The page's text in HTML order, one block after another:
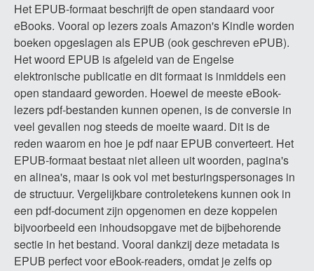
Het EPUB-formaat beschrijft de open standaard voor
eBooks. Vooral op lezers zoals Amazon's Kindle worden
boeken opgeslagen als EPUB (ook geschreven ePUB).
Het woord EPUB is afgeleid van de Engelse
elektronische publicatie en dit formaat is inmiddels een
open standaard geworden. Hoewel de meeste eBook-
lezers pdf-bestanden kunnen openen, is de conversie in
veel gevallen nog steeds de moeite waard. Dit is de
reden waarom en hoe je pdf naar EPUB converteert. Het
EPUB-formaat bestaat niet alleen uit woorden, pagina's
en alinea's, maar is ook vol met besturingspersonages in
de structuur. Vergelijkbare controletekens kunnen ook in
een pdf-document zijn opgenomen en deze koppelen
bijvoorbeeld een inhoudsopgave met de bijbehorende
sectie in het bestand. Vooral dankzij deze metadata is
EPUB perfect voor eBook-readers, omdat je zelfs op